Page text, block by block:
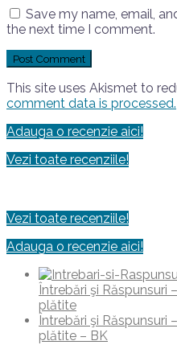
Save my name, email,
the next time I comment.
This site uses Akismet to
comment data is processed.
Adauga o recenzie aici!
Vezi toate recenziile!
Vezi toate recenziile!
Adauga o recenzie aici!
Întrebări şi Răspunsuri
plătite
Întrebări şi Răspunsuri
plătite – BK